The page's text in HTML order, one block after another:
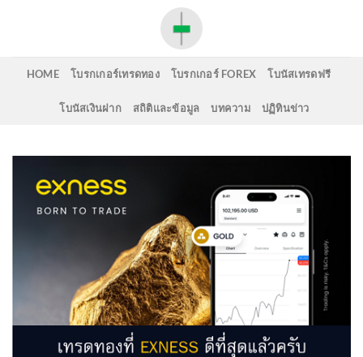
HOME โบรกเกอร์เทรดทอง โบรกเกอร์ FOREX โบนัสเทรดฟรี
โบนัสเงินฝาก สถิติและข้อมูล บทความ ปฏิทินข่าว